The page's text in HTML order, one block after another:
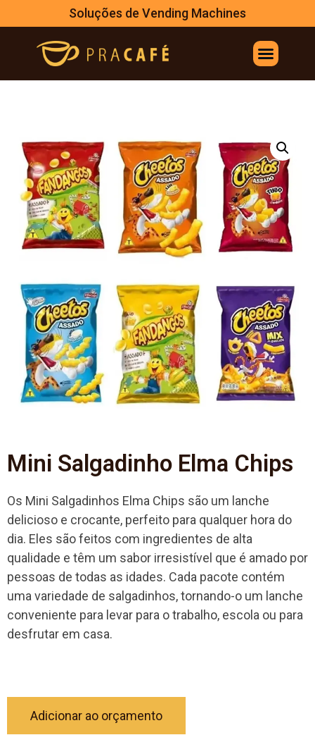
Soluções de Vending Machines
Mini Salgadinho Elma Chips
Os Mini Salgadinhos Elma Chips são um lanche
delicioso e crocante, perfeito para qualquer hora do
dia. Eles são feitos com ingredientes de alta
qualidade e têm um sabor irresistível que é amado por
pessoas de todas as idades. Cada pacote contém
uma variedade de salgadinhos, tornando-o um lanche
conveniente para levar para o trabalho, escola ou para
desfrutar em casa.
Adicionar ao orçamento